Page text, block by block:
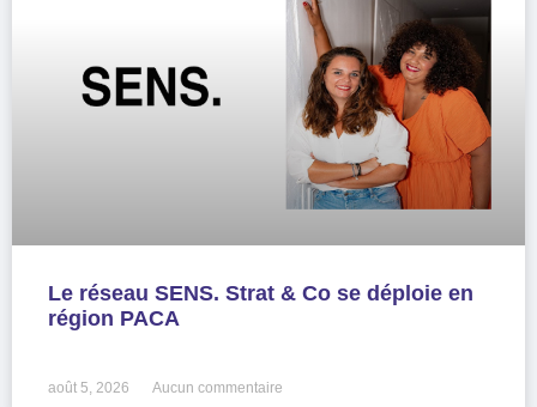
Le réseau SENS. Strat & Co se déploie en
région PACA
août 5, 2026 Aucun commentaire